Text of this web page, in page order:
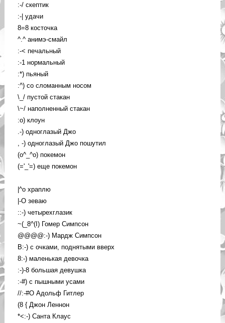
:-/ скептик
:-| удачи
8=8 косточка
^.^ анимэ-смайл
:-< печальный
:-1 нормальный
:*) пьяный
:^) со сломанным носом
\_/ пустой стакан
\~/ наполненный стакан
:o) клоун
.-) одноглазый Джо
, -) одноглазый Джо пошутил
(o^_^o) покемон
(='_'=) еще покемон
|^o храплю
|-O зеваю
::-) четырехглазик
~(_8^(I) Гомер Симпсон
@@@@:-) Мардж Симпсон
B:-) с очками, поднятыми вверх
8:-) маленькая девочка
:-)-8 большая девушка
:-#) с пышными усами
//:-#O Адольф Гитлер
(8 { Джон Леннон
*<:-) Санта Клаус